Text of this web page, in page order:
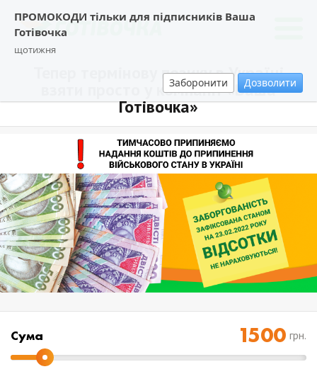
ПРОМОКОДИ тільки для підписників Ваша
Готівочка
щотижня
Заборонити Дозволити
Тепер термінову позику в Україні
взяти просто у компанії «Ваша
Готівочка»
Cума грн.